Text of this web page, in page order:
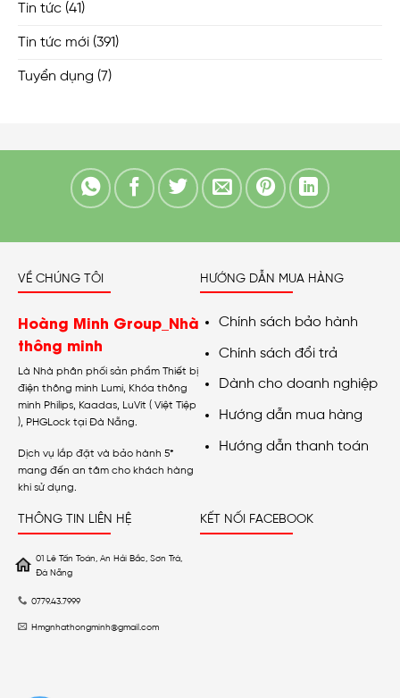
Tin tức (41)
Tin tức mới (391)
Tuyển dụng (7)
VỀ CHÚNG TÔI
Hoàng Minh Group_Nhà
thông minh
Là Nhà phân phối sản phẩm Thiết bị
điện thông minh Lumi, Khóa thông
minh Philips, Kaadas, LuVit ( Việt Tiệp
), PHGLock tại Đà Nẵng.
Dịch vụ lắp đặt và bảo hành 5*
mang đến an tâm cho khách hàng
khi sử dụng.
HƯỚNG DẪN MUA HÀNG
Chính sách bảo hành
Chính sách đổi trả
Dành cho doanh nghiệp
Hướng dẫn mua hàng
Hướng dẫn thanh toán
THÔNG TIN LIÊN HỆ
01 Lê Tấn Toán, An Hải Bắc, Sơn Trà,
Đà Nẵng
0779.43.7999
Hmgnhathongminh@gmail.com
KẾT NỐI FACEBOOK